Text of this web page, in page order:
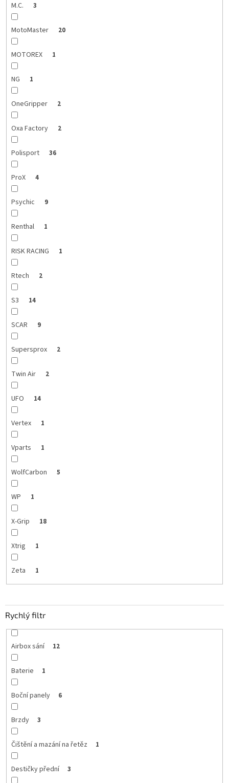
M.C. 3
MotoMaster 20
MOTOREX 1
NG 1
OneGripper 2
Oxa Factory 2
Polisport 36
ProX 4
Psychic 9
Renthal 1
RISK RACING 1
Rtech 2
S3 14
SCAR 9
Supersprox 2
Twin Air 2
UFO 14
Vertex 1
Vparts 1
WolfCarbon 5
WP 1
X-Grip 18
Xtrig 1
Zeta 1
Rychlý filtr
Airbox sání 12
Baterie 1
Boční panely 6
Brzdy 3
Čištění a mazání na řetěz 1
Destičky přední 3